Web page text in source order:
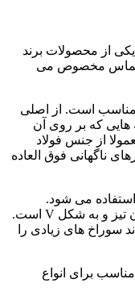
یکی از محصولات برند
گرم، دارای الماس مخصوص می
مناسب است. از اصلی
که بر روی آن
از جنس فولاد
ناگهانی فوق العاده
استفاده می شود.
طراحی این مته به گونه ای است که نوک آن تیز و به شکل V است.
سوراخ های زیادی را
مته شیشه 10 میلی متر یوکن مدل U1474 مناسب برای انواع